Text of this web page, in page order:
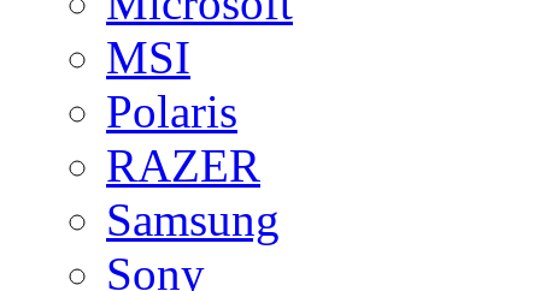
MSI
Polaris
RAZER
Samsung
Sony